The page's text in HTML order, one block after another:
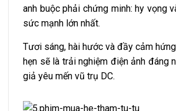
anh buộc phải chứng minh: hy vọng
sức mạnh lớn nhất.
Tươi sáng, hài hước và đầy cảm
hẹn sẽ là trải nghiệm điện ảnh đáng
giả yêu mến vũ trụ DC.